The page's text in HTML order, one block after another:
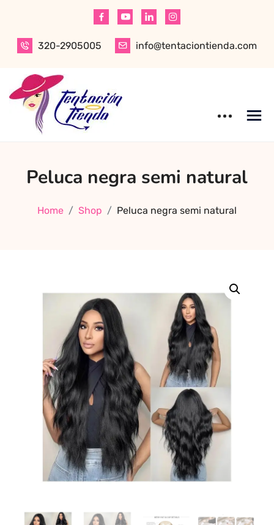
content
320-2905005
info@tentaciontienda.com
mejor sex shop
especializado en
vestidos de baño
a los mejores
precios del
mercado.
Compra online
de forma rápida,
discreta, o
WhatsApp.
Peluca negra semi natural
Home Shop Peluca negra semi natural